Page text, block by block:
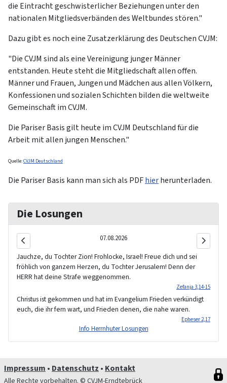
die Eintracht geschwisterlicher Beziehungen unter den
nationalen Mitgliedsverbänden des Weltbundes stören."
Dazu gibt es noch eine Zusatzerklärung des Deutschen CVJM:
"Die CVJM sind als eine Vereinigung junger Männer
entstanden. Heute steht die Mitgliedschaft allen offen.
Männer und Frauen, Jungen und Mädchen aus allen Völkern,
Konfessionen und sozialen Schichten bilden die weltweite
Gemeinschaft im CVJM.
Die Pariser Basis gilt heute im CVJM Deutschland für die
Arbeit mit allen jungen Menschen."
Quelle:CVJM Deutschland
Die Pariser Basis kann man sich als PDFhierherunterladen.
Die Losungen
07.08.2026
Jauchze, du Tochter Zion! Frohlocke, Israel! Freue dich und sei
fröhlich von ganzem Herzen, du Tochter Jerusalem! Denn der
HERR hat deine Strafe weggenommen.
Zefanja 3,14-15
Christus ist gekommen und hat im Evangelium Frieden verkündigt
euch, die ihr fern wart, und Frieden denen, die nahe waren.
Epheser 2,17
Info Herrnhuter Losungen
Impressum • Datenschutz • Kontakt
Alle Rechte vorbehalten. © CVJM-Erndtebrück